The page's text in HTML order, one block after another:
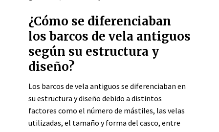
¿Cómo se diferenciaban
los barcos de vela antiguos
según su estructura y
diseño?
Los barcos de vela antiguos se diferenciaban en
su estructura y diseño debido a distintos
factores como el número de mástiles, las velas
utilizadas, el tamaño y forma del casco, entre